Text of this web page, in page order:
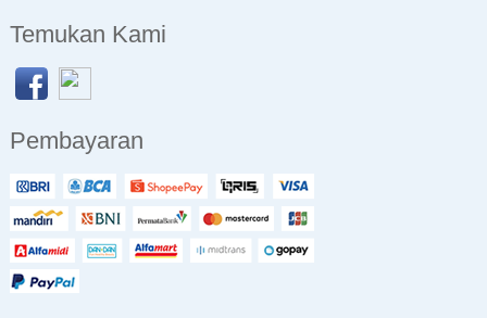
Temukan Kami
Pembayaran